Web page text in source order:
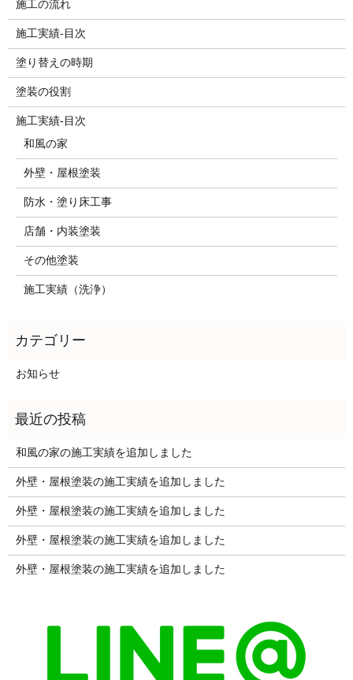
施工の流れ
施工実績-目次
塗り替えの時期
塗装の役割
施工実績-目次
和風の家
外壁・屋根塗装
防水・塗り床工事
店舗・内装塗装
その他塗装
施工実績（洗浄）
お知らせ
和風の家の施工実績を追加しました
外壁・屋根塗装の施工実績を追加しました
外壁・屋根塗装の施工実績を追加しました
外壁・屋根塗装の施工実績を追加しました
外壁・屋根塗装の施工実績を追加しました